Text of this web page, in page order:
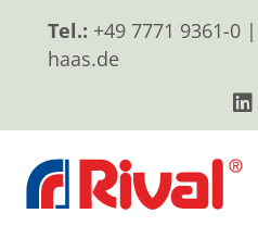
Tel.: +49 7771 9361-0 |
haas.de